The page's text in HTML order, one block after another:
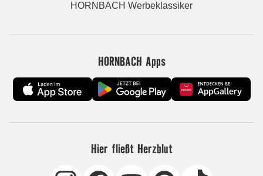
HORNBACH Werbeklassiker
HORNBACH Apps
Hier fließt Herzblut